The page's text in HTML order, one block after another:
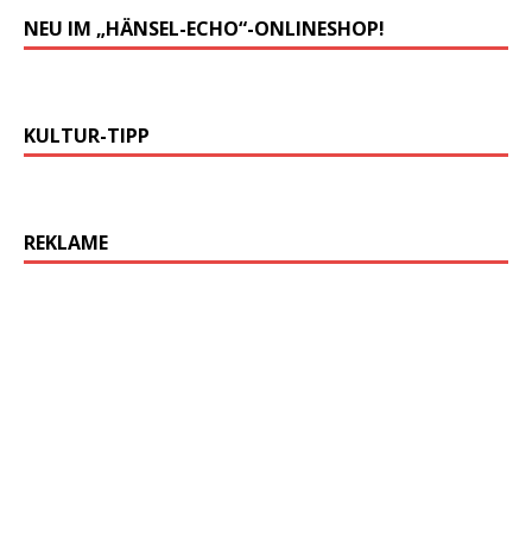
NEU IM „HÄNSEL-ECHO“-ONLINESHOP!
KULTUR-TIPP
REKLAME